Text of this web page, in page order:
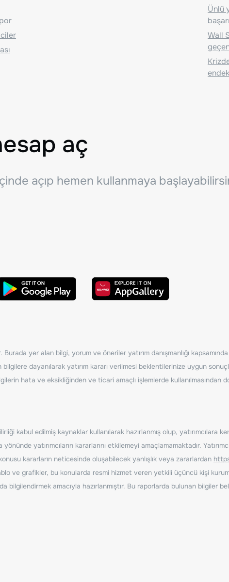
Ünlü
Wall
aç
açıp hemen kullanmaya
yer alan bilgi, yorum ve öneriler yatırım danışmanlığı
dayanılarak yatırım kararı verilmesi beklentilerinize uygun
hata ve eksikliğinden ve ticari amaçlı işlemlerde
kabul edilmiş kaynaklar kullanılarak hazırlanmış olup, yatırımcılara
yatırımcıların kararlarını etkilemeyi amaçlamamaktadır.
kararların neticesinde oluşabilecek yanlışlık veya zararlardan
ve grafikler, bu konularda resmi hizmet veren yetkili üçüncü kişi
bilgilendirmek amacıyla hazırlanmıştır. Bu raporlarda bulunan bilgiler